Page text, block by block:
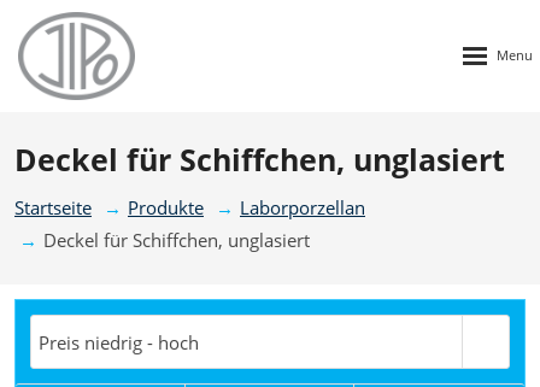
Deckel für Schiffchen, unglasiert
Startseite Produkte
Laborporzellan
Deckel für Schiffchen, unglasiert
Preis niedrig - hoch